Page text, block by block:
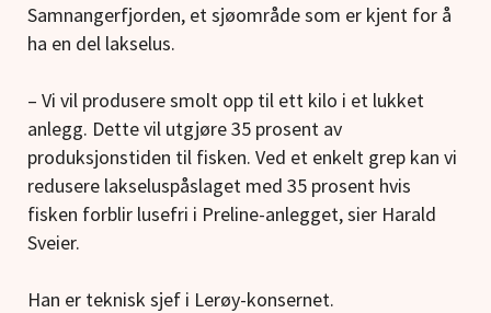
Samnangerfjorden, et sjøområde som er kjent for å
ha en del lakselus.
– Vi vil produsere smolt opp til ett kilo i et lukket
anlegg. Dette vil utgjøre 35 prosent av
produksjonstiden til fisken. Ved et enkelt grep kan vi
redusere lakseluspåslaget med 35 prosent hvis
fisken forblir lusefri i Preline-anlegget, sier Harald
Sveier.
Han er teknisk sjef i Lerøy-konsernet.